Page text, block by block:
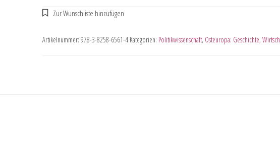
Artikelnummer: 978-3-8258-6561-4 Kategorien: Politikwissenschaft, Osteuropa: Geschichte,